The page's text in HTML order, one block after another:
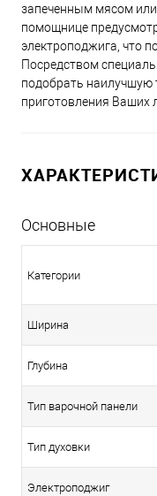
запеченным мясом
помощнице
электроподжига, что
Посредством
подобрать наилучшую
приготовления Ваших
Основные
Категории
Ширина
Глубина
Тип варочной панели
Тип духовки
Электроподжиг